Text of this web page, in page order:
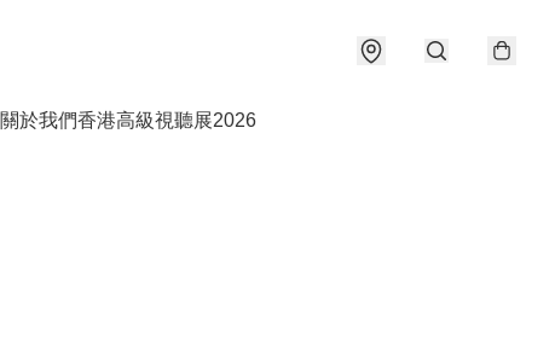
關於我們香港高級視聽展2026